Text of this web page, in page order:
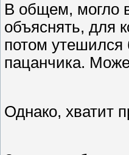
В общем, могло
объяснять, для
потом утешился
пацанчика.
Однако, хватит